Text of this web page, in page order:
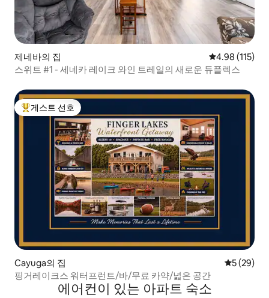
제네바의 집 평점 4.98점(5
4.98 (115)
스위트 #1 - 세네카 레이크 와인 트레일의 새로운 듀플렉스
상위 게스트 선호
게스트 선호
Cayuga의 집 평점 5점(5
5 (29)
핑거레이크스 워터프런트/바/무료 카약/넓은 공간
에어컨이 있는 아파트 숙소